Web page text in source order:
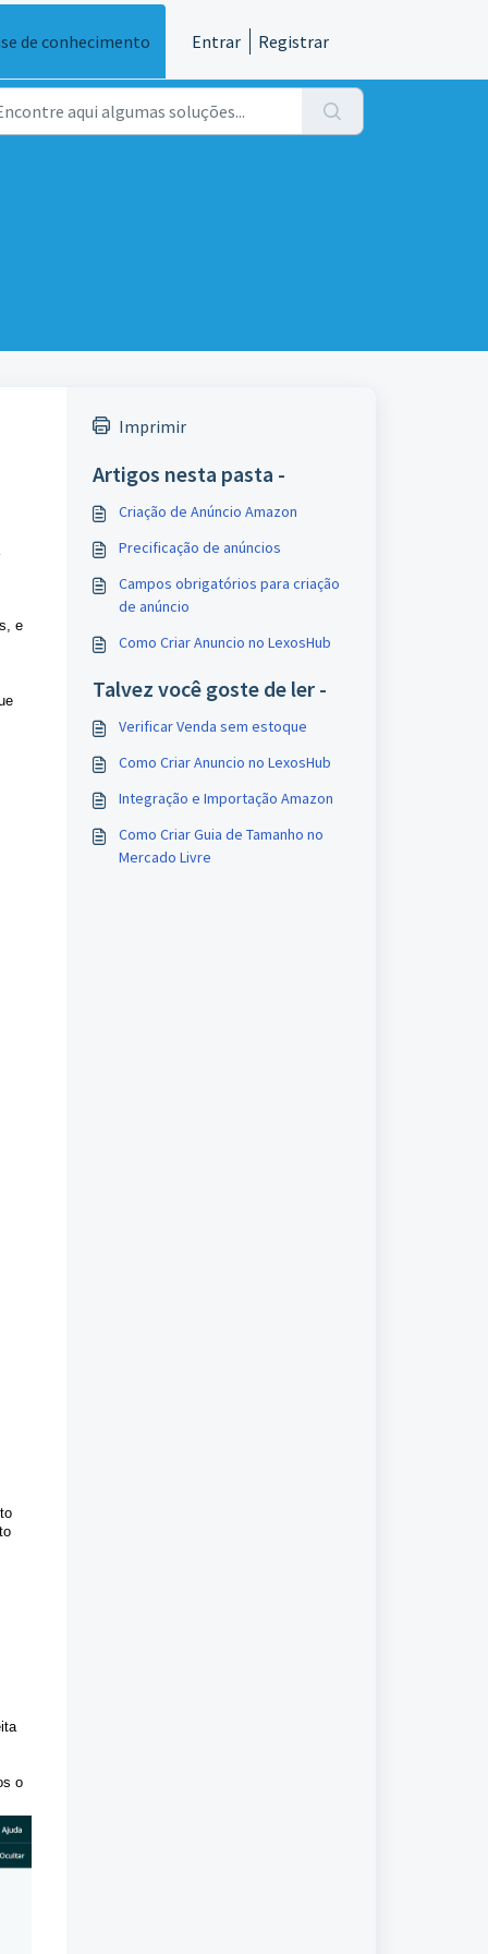
de conhecimento Entrar Registrar
e
o
Imprimir
Artigos nesta pasta -
Criação de Anúncio Amazon
Precificação de anúncios
Campos obrigatórios para criação
de anúncio
Como Criar Anuncio no LexosHub
Talvez você goste de ler -
Verificar Venda sem estoque
Como Criar Anuncio no LexosHub
Integração e Importação Amazon
Como Criar Guia de Tamanho no
Mercado Livre